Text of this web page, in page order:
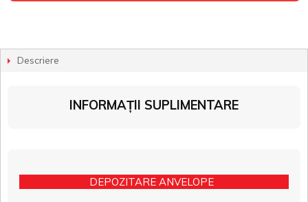
Descriere
INFORMAȚII SUPLIMENTARE
DEPOZITARE ANVELOPE